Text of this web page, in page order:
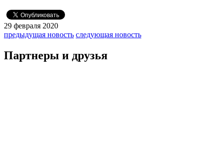
29 февраля 2020
предыдущая новость следующая новость
Партнеры и друзья